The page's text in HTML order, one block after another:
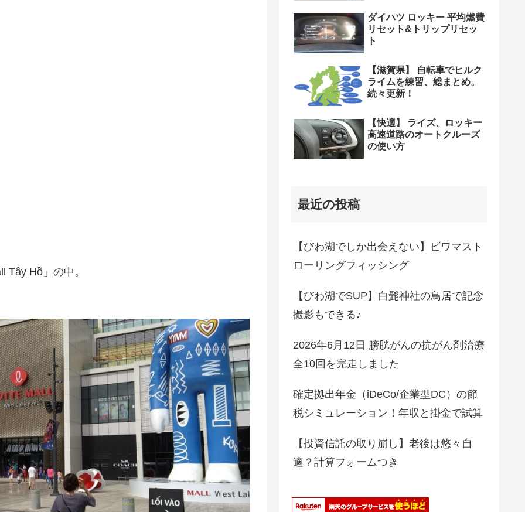
Tây Hồ」の中。
ダイハツ ロッキー 平均燃費
リセット&トリップリセッ
ト
【滋賀県】 自転車でヒルク
ライムを練習、総まとめ。
続々更新！
【快適】 ライズ、ロッキー
高速道路のオートクルーズ
の使い方
最近の投稿
【びわ湖でしか出会えない】ビワマスト
ローリングフィッシング
【びわ湖でSUP】白髭神社の鳥居で記念
撮影もできる♪
2026年6月12日 膀胱がんの抗がん剤治療
全10回を完走しました
確定拠出年金（iDeCo/企業型DC）の節
税シミュレーション！年収と掛金で試算
【投資信託の取り崩し】老後は悠々自
適？計算フォームつき